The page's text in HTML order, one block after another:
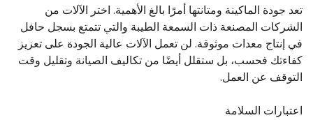
تعد جودة الماكينة ومتانتها أمرًا بالغ الأهمية. اختر الآلات من
الشركات المصنعة ذات السمعة الطيبة والتي تتمتع بسجل حافل
في إنتاج معدات موثوقة. لن تعمل الآلات عالية الجودة على تعزيز
كفاءتك فحسب، بل ستقلل أيضًا من تكاليف الصيانة وتقليل وقت
التوقف عن العمل.
اعتبارات السلامة